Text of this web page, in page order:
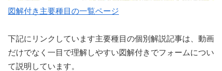
図解付き主要種目の一覧ページ
下記にリンクしています主要種目の個別解説記事は、動画
だけでなく一目で理解しやすい図解付きでフォームについ
て説明しています。